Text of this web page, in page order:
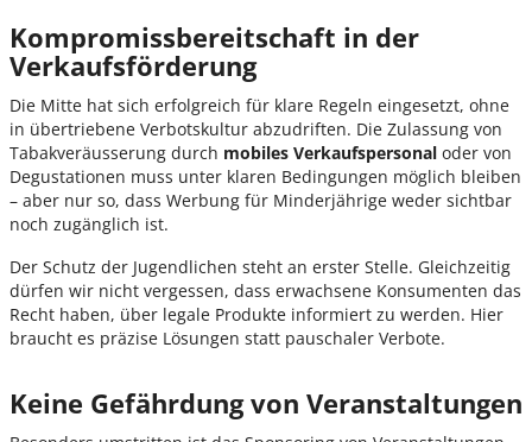
Kompromissbereitschaft in der
Verkaufsförderung
Die Mitte hat sich erfolgreich für klare Regeln eingesetzt, ohne
in übertriebene Verbotskultur abzudriften. Die Zulassung von
Tabakveräusserung durch mobiles Verkaufspersonal oder von
Degustationen muss unter klaren Bedingungen möglich bleiben
– aber nur so, dass Werbung für Minderjährige weder sichtbar
noch zugänglich ist.
Der Schutz der Jugendlichen steht an erster Stelle. Gleichzeitig
dürfen wir nicht vergessen, dass erwachsene Konsumenten das
Recht haben, über legale Produkte informiert zu werden. Hier
braucht es präzise Lösungen statt pauschaler Verbote.
Keine Gefährdung von Veranstaltungen